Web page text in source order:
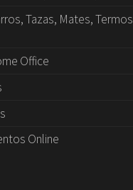
Tazas, Mates, Termos
Office
Online